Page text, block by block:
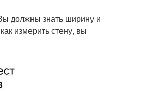
должны знать ширину и
измерить стену, вы